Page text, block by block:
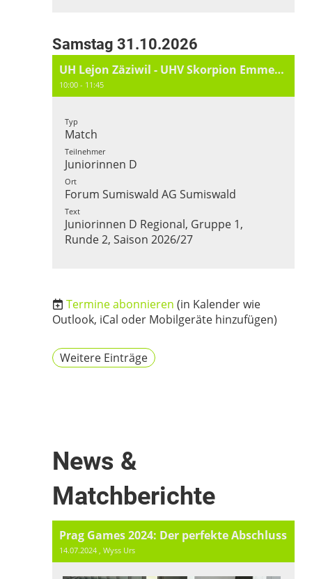
Samstag 31.10.2026
UH Lejon Zäziwil - UHV Skorpion Emmental
10:00 - 11:45
Typ
Match
Teilnehmer
Juniorinnen D
Ort
Forum Sumiswald AG Sumiswald
Text
Juniorinnen D Regional, Gruppe 1,
Runde 2, Saison 2026/27
Termine abonnieren (in Kalender wie
Outlook, iCal oder Mobilgeräte hinzufügen)
Weitere Einträge
News &
Matchberichte
Prag Games 2024: Der perfekte Abschluss
14.07.2024 , Wyss Urs